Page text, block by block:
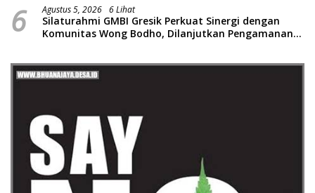
6 Agustus 5, 2026 6 Lihat
Silaturahmi GMBI Gresik Perkuat Sinergi dengan
Komunitas Wong Bodho, Dilanjutkan Pengamanan